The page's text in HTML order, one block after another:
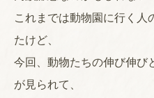
これまでは動物園に行く人
たけど、
今回、動物たちの伸び伸び
が見られて、